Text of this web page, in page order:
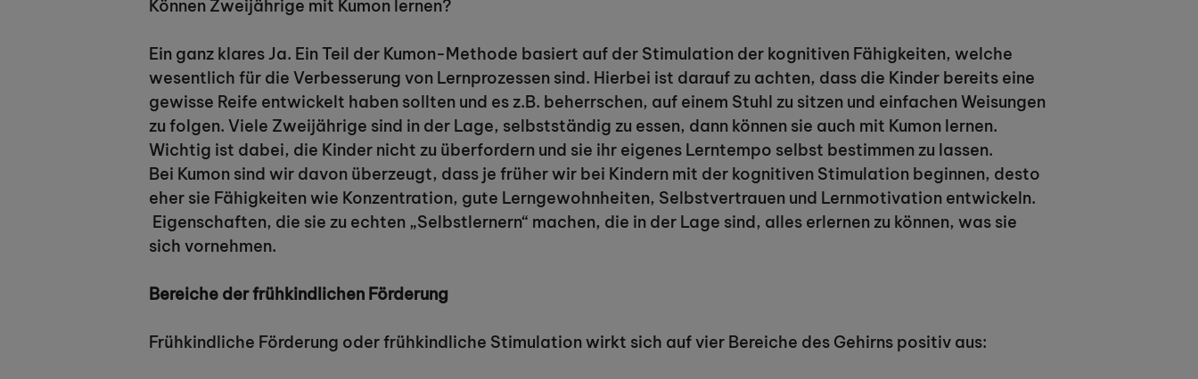
Können Zweijährige mit Kumon lernen?
Ein ganz klares Ja. Ein Teil der Kumon-Methode basiert auf der Stimulation der kognitiven Fähigkeiten, welche
wesentlich für die Verbesserung von Lernprozessen sind. Hierbei ist darauf zu achten, dass die Kinder bereits eine
gewisse Reife entwickelt haben sollten und es z.B. beherrschen, auf einem Stuhl zu sitzen und einfachen Weisungen
zu folgen. Viele Zweijährige sind in der Lage, selbstständig zu essen, dann können sie auch mit Kumon lernen.
Wichtig ist dabei, die Kinder nicht zu überfordern und sie ihr eigenes Lerntempo selbst bestimmen zu lassen.
Bei Kumon sind wir davon überzeugt, dass je früher wir bei Kindern mit der kognitiven Stimulation beginnen, desto
eher sie Fähigkeiten wie Konzentration, gute Lerngewohnheiten, Selbstvertrauen und Lernmotivation entwickeln.
Eigenschaften, die sie zu echten „Selbstlernern“ machen, die in der Lage sind, alles erlernen zu können, was sie
sich vornehmen.
Bereiche der frühkindlichen Förderung
Frühkindliche Förderung oder frühkindliche Stimulation wirkt sich auf vier Bereiche des Gehirns positiv aus: